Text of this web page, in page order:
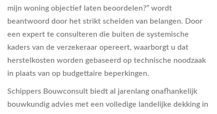
mijn woning objectief laten beoordelen?” wordt
beantwoord door het strikt scheiden van belangen. Door
een expert te consulteren die buiten de systemische
kaders van de verzekeraar opereert, waarborgt u dat
herstelkosten worden gebaseerd op technische noodzaak
in plaats van op budgettaire beperkingen.
Schippers Bouwconsult biedt al jarenlang onafhankelijk
bouwkundig advies met een volledige landelijke dekking in